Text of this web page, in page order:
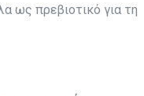
ως πρεβιοτικό για τη